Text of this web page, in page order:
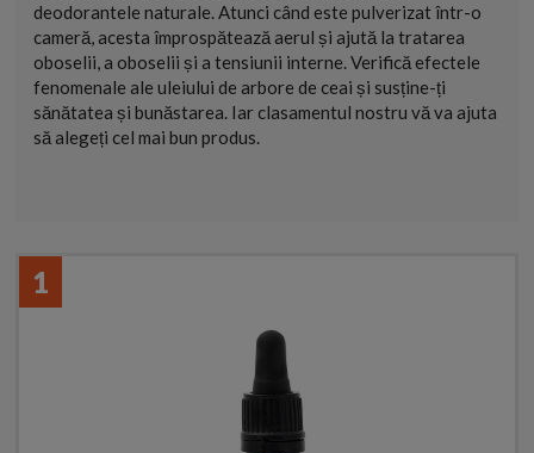
deodorantele naturale. Atunci când este pulverizat într-o
cameră, acesta împrospătează aerul și ajută la tratarea
oboselii, a oboselii și a tensiunii interne. Verifică efectele
fenomenale ale uleiului de arbore de ceai și susține-ți
sănătatea și bunăstarea. Iar clasamentul nostru vă va ajuta
să alegeți cel mai bun produs.
1